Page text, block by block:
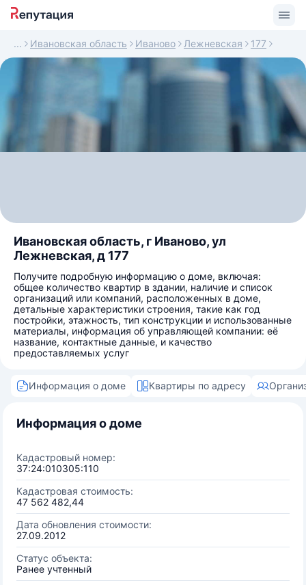
Ивановская область Иваново Лежневская 177
Ивановская область, г Иваново, ул
Лежневская, д 177
Получите подробную информацию о доме, включая:
общее количество квартир в здании, наличие и список
организаций или компаний, расположенных в доме,
детальные характеристики строения, такие как год
постройки, этажность, тип конструкции и использованные
материалы, информация об управляющей компании: её
название, контактные данные, и качество
предоставляемых услуг
Информация о доме Квартиры по адресу
Информация о доме
Кадастровый номер:
37:24:010305:110
Кадастровая стоимость:
47 562 482,44
Дата обновления стоимости:
27.09.2012
Статус объекта:
Ранее учтенный